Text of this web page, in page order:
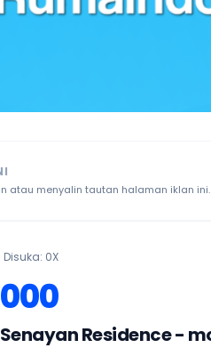
atau menyalin tautan halaman iklan ini.
Disuka: 0X
Senayan Residence -